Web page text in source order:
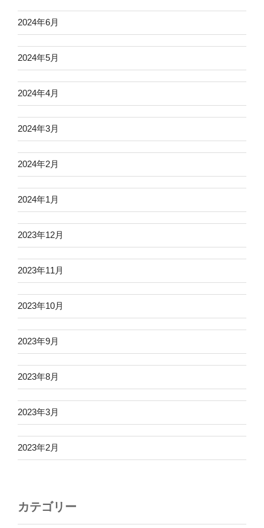
2024年6月
2024年5月
2024年4月
2024年3月
2024年2月
2024年1月
2023年12月
2023年11月
2023年10月
2023年9月
2023年8月
2023年3月
2023年2月
カテゴリー